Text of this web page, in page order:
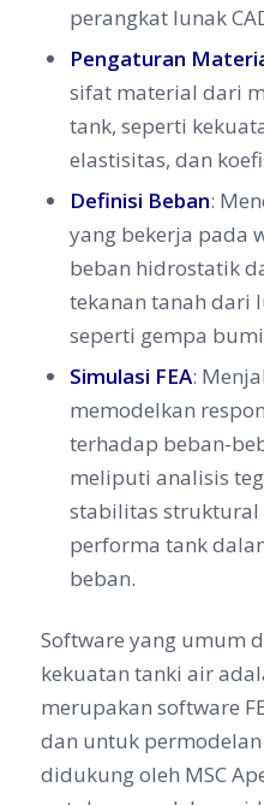
perangkat lunak
Pengaturan
sifat material dari
tank, seperti
elastisitas, dan
Definisi Beban:
yang bekerja pada
beban hidrostatik
tekanan tanah dari
seperti gempa
Simulasi FEA:
memodelkan
terhadap beban-
meliputi analisis
stabilitas
performa tank
beban.
Software yang umum
kekuatan tanki air
merupakan software
dan untuk
didukung oleh MSC